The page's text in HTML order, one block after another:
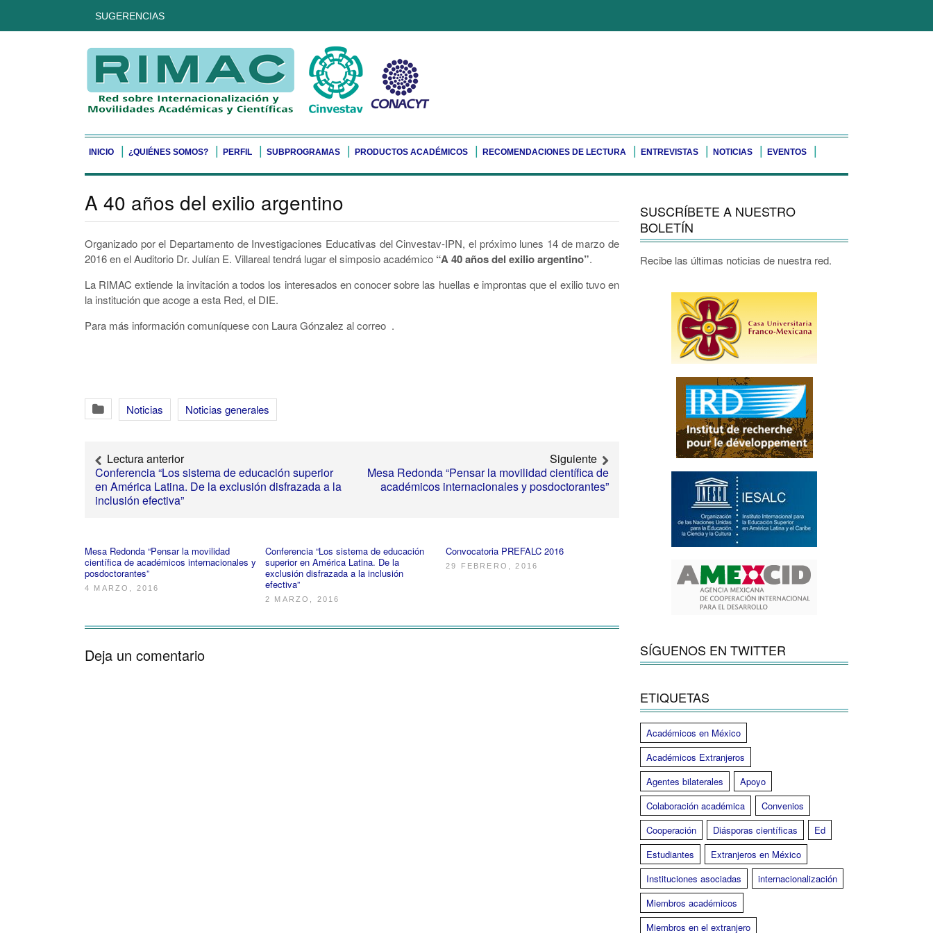
SUGERENCIAS
INICIO ¿QUIÉNES SOMOS? PERFIL SUBPROGRAMAS PRODUCTOS ACADÉMICOS RECOMENDACIONES DE LECTURA ENTREVISTAS NOTICIAS EVENTOS
A 40 años del exilio argentino
Organizado por el Departamento de Investigaciones Educativas del Cinvestav-IPN, el próximo lunes 14 de marzo de
2016 en el Auditorio Dr. Julían E. Villareal tendrá lugar el simposio académico “A 40 años del exilio argentino”.
La RIMAC extiende la invitación a todos los interesados en conocer sobre las huellas e improntas que el exilio tuvo en
la institución que acoge a esta Red, el DIE.
Para más información comuníquese con Laura Gónzalez al correo .
Noticias Noticias generales
Lectura anterior
Conferencia “Los sistema de educación superior
en América Latina. De la exclusión disfrazada a la
inclusión efectiva”
Siguiente
Mesa Redonda “Pensar la movilidad científica de
académicos internacionales y posdoctorantes”
Mesa Redonda “Pensar la movilidad
científica de académicos internacionales y
posdoctorantes”
4 MARZO, 2016
Conferencia “Los sistema de educación
superior en América Latina. De la
exclusión disfrazada a la inclusión
efectiva”
2 MARZO, 2016
Convocatoria PREFALC 2016
29 FEBRERO, 2016
Deja un comentario
SUSCRÍBETE A NUESTRO
BOLETÍN
Recibe las últimas noticias de nuestra red.
SÍGUENOS EN TWITTER
ETIQUETAS
Académicos en México
Académicos Extranjeros
Agentes bilaterales
Apoyo
Colaboración académica
Convenios
Cooperación
Diásporas científicas
Ed
Estudiantes
Extranjeros en México
Instituciones asociadas
internacionalización
Miembros académicos
Miembros en el extranjero